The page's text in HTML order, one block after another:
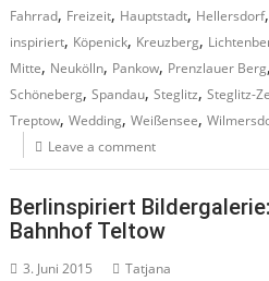
Fahrrad, Freizeit, Hauptstadt, Hellersdorf,
inspiriert, Köpenick, Kreuzberg,
Mitte, Neukölln, Pankow, Prenzlauer Berg,
Schöneberg,Spandau,Steglitz,Steglitz-
Treptow,Wedding,Weißensee,
Leave a comment
Berlinspiriert
Bahnhof Teltow
3. Juni 2015 Tatjana